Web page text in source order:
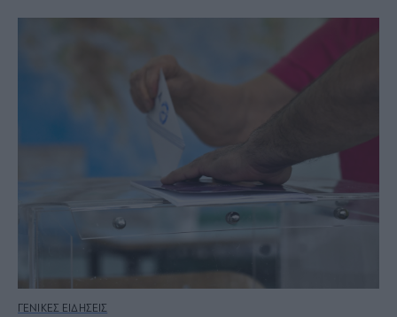
ΓΕΝΙΚΕΣ ΕΙΔΗΣΕΙΣ